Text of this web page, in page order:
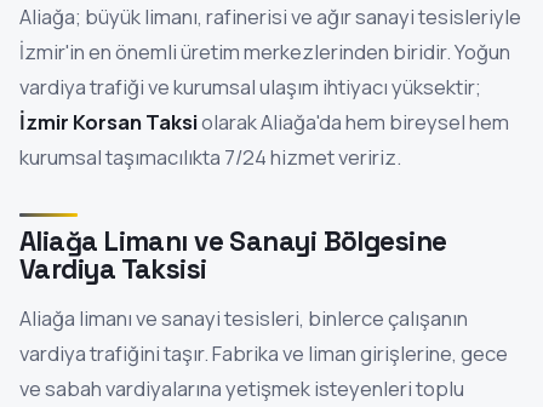
Aliağa; büyük limanı, rafinerisi ve ağır sanayi tesisleriyle
İzmir'in en önemli üretim merkezlerinden biridir. Yoğun
vardiya trafiği ve kurumsal ulaşım ihtiyacı yüksektir;
İzmir Korsan Taksiolarak Aliağa'da hem bireysel hem
kurumsal taşımacılıkta 7/24 hizmet veririz.
Aliağa Limanı ve Sanayi Bölgesine
Vardiya Taksisi
Aliağa limanı ve sanayi tesisleri, binlerce çalışanın
vardiya trafiğini taşır. Fabrika ve liman girişlerine, gece
ve sabah vardiyalarına yetişmek isteyenleri toplu